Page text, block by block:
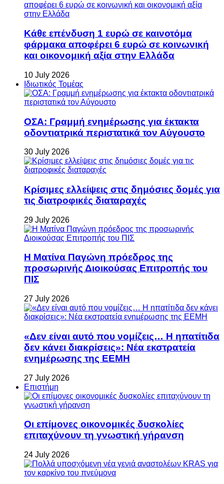
Κάθε επένδυση 1 ευρώ σε καινοτόμα
φάρμακα αποφέρει 6 ευρώ σε κοινωνική
και οικονομική αξία στην Ελλάδα
10 July 2026
Ιδιωτικός Τομέας
ΟΣΑ: Γραμμή ενημέρωσης για έκτακτα
οδοντιατρικά περιστατικά τον Αύγουστο
30 July 2026
Κρίσιμες ελλείψεις στις δημόσιες δομές για
τις διατροφικές διαταραχές
29 July 2026
Η Ματίνα Παγώνη πρόεδρος της
προσωρινής Διοικούσας Επιτροπής του
ΠΙΣ
27 July 2026
«Δεν είναι αυτό που νομίζεις… Η ηπατίτιδα
δεν κάνει διακρίσεις»: Νέα εκστρατεία
ενημέρωσης της ΕΕΜΗ
27 July 2026
Επιστήμη
Οι επίμονες οικονομικές δυσκολίες
επιταχύνουν τη γνωστική γήρανση
24 July 2026